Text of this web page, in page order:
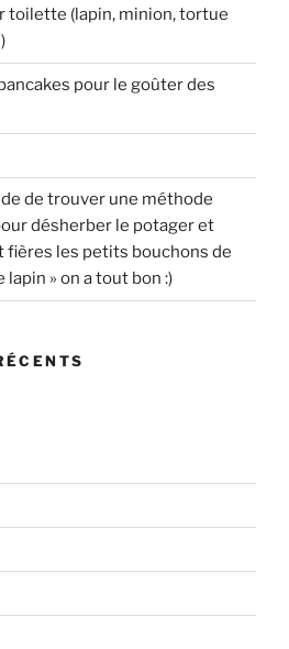
toilette (lapin, minion, tortue
pour le goûter des
de trouver une méthode
désherber le potager et
fières les petits bouchons de
» on a tout bon :)